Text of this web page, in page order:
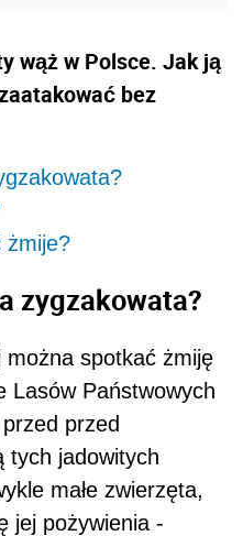
wąż w Polsce. Jak ją
bez
żmije?
zygzakowata?
spotkać żmiję
Lasów Państwowych
przed
tych jadowitych
małe zwierzęta,
jej pożywienia -